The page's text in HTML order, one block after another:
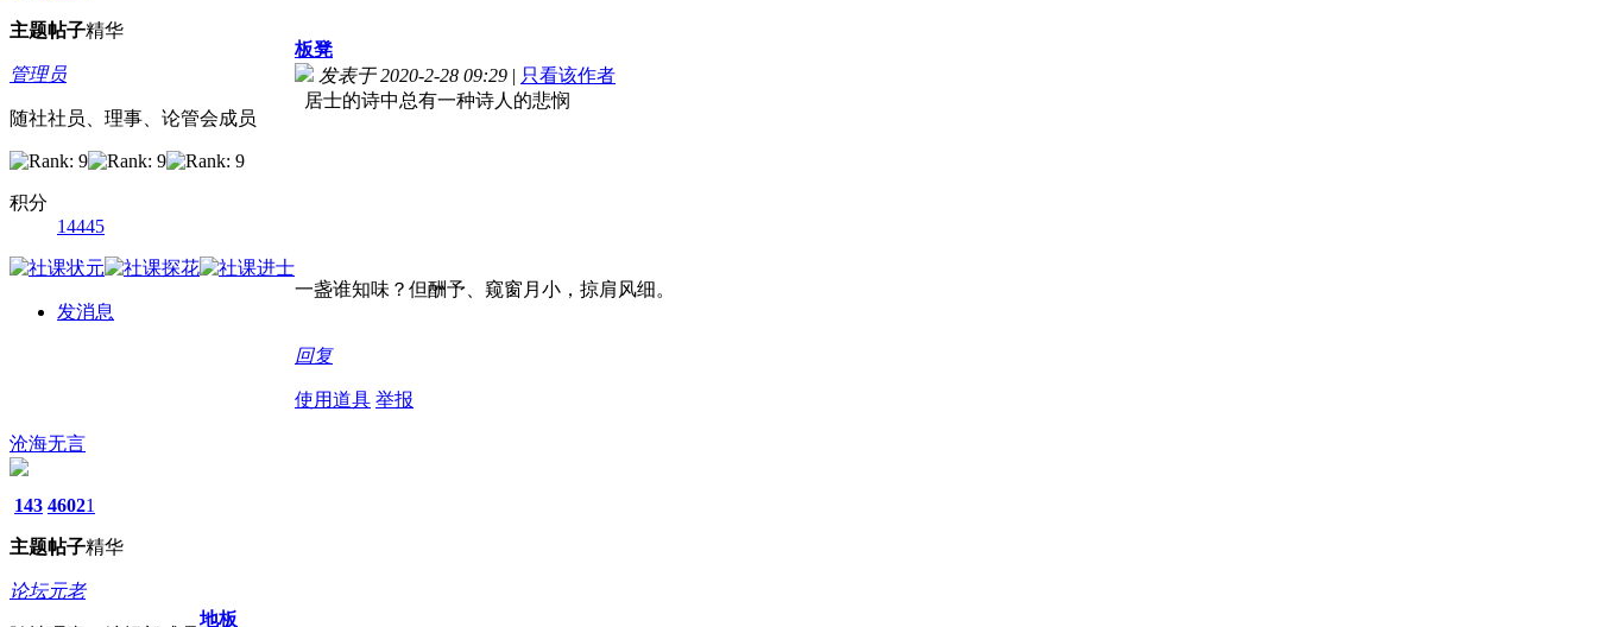
主题帖子精华
管理员
随社社员、理事、论管会成员
积分
14445
发消息
板凳
发表于 2020-2-28 09:29 | 只看该作者
居士的诗中总有一种诗人的悲悯
一盏谁知味？但酬予、窥窗月小，掠肩风细。
回复
使用道具 举报
沧海无言
143
主题
4602
帖子
1
精华
论坛元老
地板